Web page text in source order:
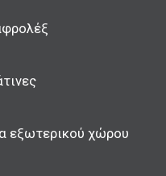
να σας παρέχει
οδηγίες για πιο
εξωτερικού χώρου